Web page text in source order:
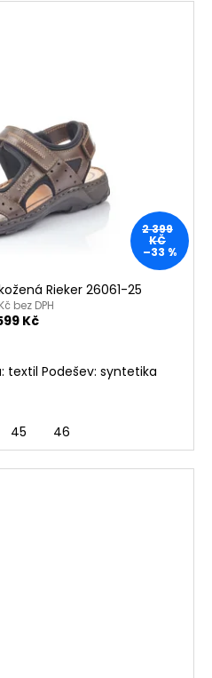
2 399
KČ
–33 %
Rieker 26061-25
bez DPH
Kč
textil Podešev: syntetika
45 46